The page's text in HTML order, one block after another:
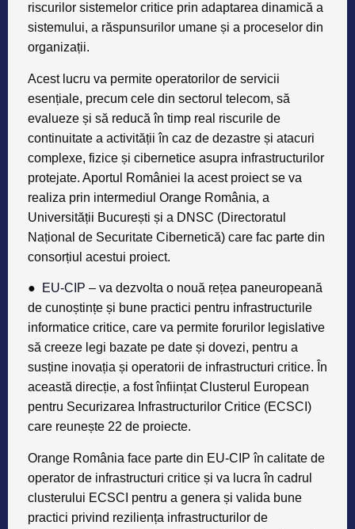
riscurilor sistemelor critice prin adaptarea dinamică a
sistemului, a răspunsurilor umane și a proceselor din
organizații.
Acest lucru va permite operatorilor de servicii
esențiale, precum cele din sectorul telecom, să
evalueze și să reducă în timp real riscurile de
continuitate a activității în caz de dezastre și atacuri
complexe, fizice și cibernetice asupra infrastructurilor
protejate. Aportul României la acest proiect se va
realiza prin intermediul Orange România, a
Universității București și a DNSC (Directoratul
Național de Securitate Cibernetică) care fac parte din
consorțiul acestui proiect.
● EU-CIP – va dezvolta o nouă rețea paneuropeană
de cunoștințe și bune practici pentru infrastructurile
informatice critice, care va permite forurilor legislative
să creeze legi bazate pe date și dovezi, pentru a
susține inovația și operatorii de infrastructuri critice. În
această direcție, a fost înființat Clusterul European
pentru Securizarea Infrastructurilor Critice (ECSCI)
care reunește 22 de proiecte.
Orange România face parte din EU-CIP în calitate de
operator de infrastructuri critice și va lucra în cadrul
clusterului ECSCI pentru a genera și valida bune
practici privind reziliența infrastructurilor de